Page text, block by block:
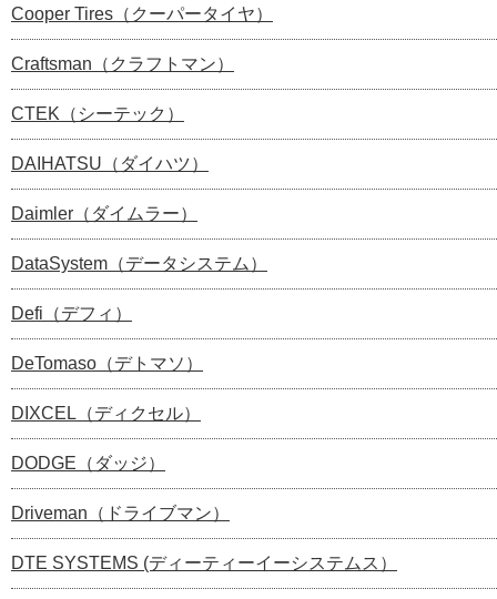
Cooper Tires（クーパータイヤ）
Craftsman（クラフトマン）
CTEK（シーテック）
DAIHATSU（ダイハツ）
Daimler（ダイムラー）
DataSystem（データシステム）
Defi（デフィ）
DeTomaso（デトマソ）
DIXCEL（ディクセル）
DODGE（ダッジ）
Driveman（ドライブマン）
DTE SYSTEMS (ディーティーイーシステムス）